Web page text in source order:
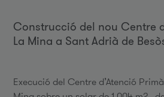
Construcció del nou Centre
La Mina a Sant Adrià de
Execució del Centre d’Atenció